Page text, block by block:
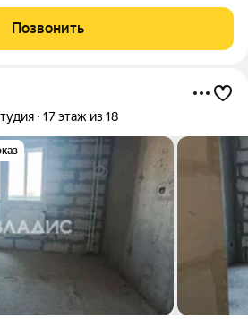
Авеню-Апарт. Дом сдан в
Студия с
Позвонить
17 этаж из 18